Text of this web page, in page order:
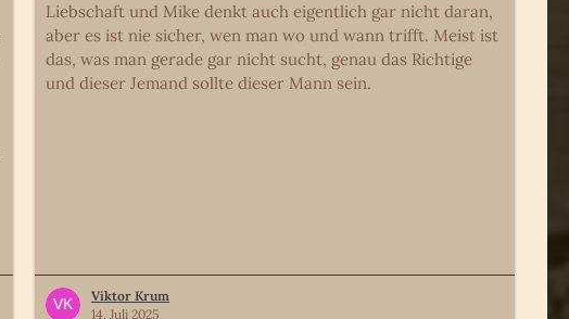
Liebschaft und Mike denkt auch eigentlich gar nicht daran,
aber es ist nie sicher, wen man wo und wann trifft. Meist ist
das, was man gerade gar nicht sucht, genau das Richtige
und dieser Jemand sollte dieser Mann sein.
Viktor Krum
14. Juli 2025